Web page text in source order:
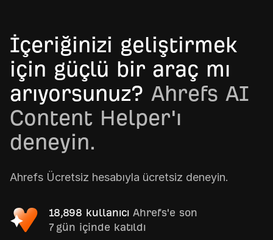
İçeriğinizi geliştirmek
için güçlü bir araç mı
arıyorsunuz? Ahrefs AI
Content Helper'ı
deneyin.
Ahrefs Ücretsiz hesabıyla ücretsiz deneyin.
18,898 kullanıcı Ahrefs'e son
7 gün içinde katıldı